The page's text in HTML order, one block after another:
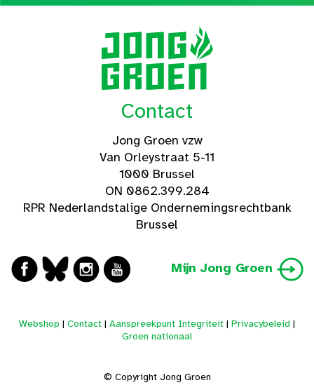
Contact
Jong Groen vzw
Van Orleystraat 5-11
1000 Brussel
ON 0862.399.284
RPR Nederlandstalige Ondernemingsrechtbank
Brussel
Mijn Jong Groen
Webshop | Contact | Aanspreekpunt Integriteit | Privacybeleid |
Groen nationaal
© Copyright Jong Groen